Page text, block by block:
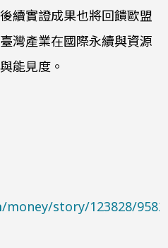
續實證成果也將回饋歐盟
灣產業在國際永續與資源
能見度。
story/123828/